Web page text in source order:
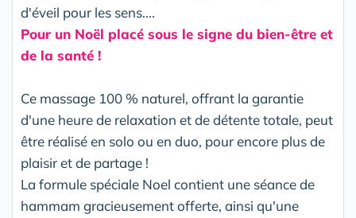
d'éveil pour les sens....
Pour un Noël placé sous le signe du bien-être et
de la santé !
Ce massage 100 % naturel, offrant la garantie
d'une heure de relaxation et de détente totale, peut
être réalisé en solo ou en duo, pour encore plus de
plaisir et de partage !
La formule spéciale Noel contient une séance de
hammam gracieusement offerte, ainsi qu'une